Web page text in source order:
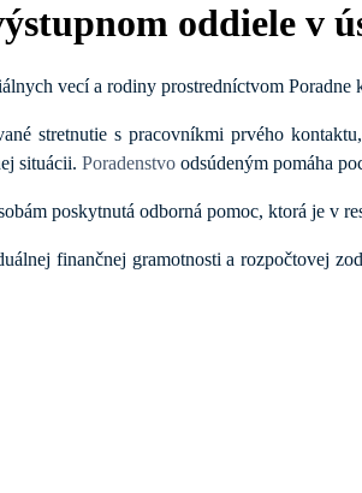
oddiele v
vecí a rodiny prostredníctvom Poradne
stretnutie s pracovníkmi prvého
situácii. Poradenstvo odsúdeným pomáha
poskytnutá odborná pomoc, ktorá je v
finančnej gramotnosti a rozpočtovej